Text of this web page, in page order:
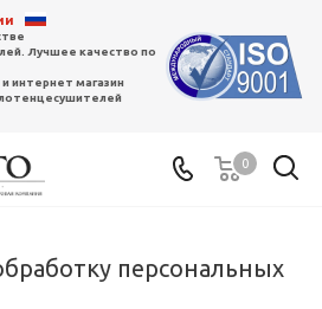
Лучшее качество по
интернет магазин
0
персональных